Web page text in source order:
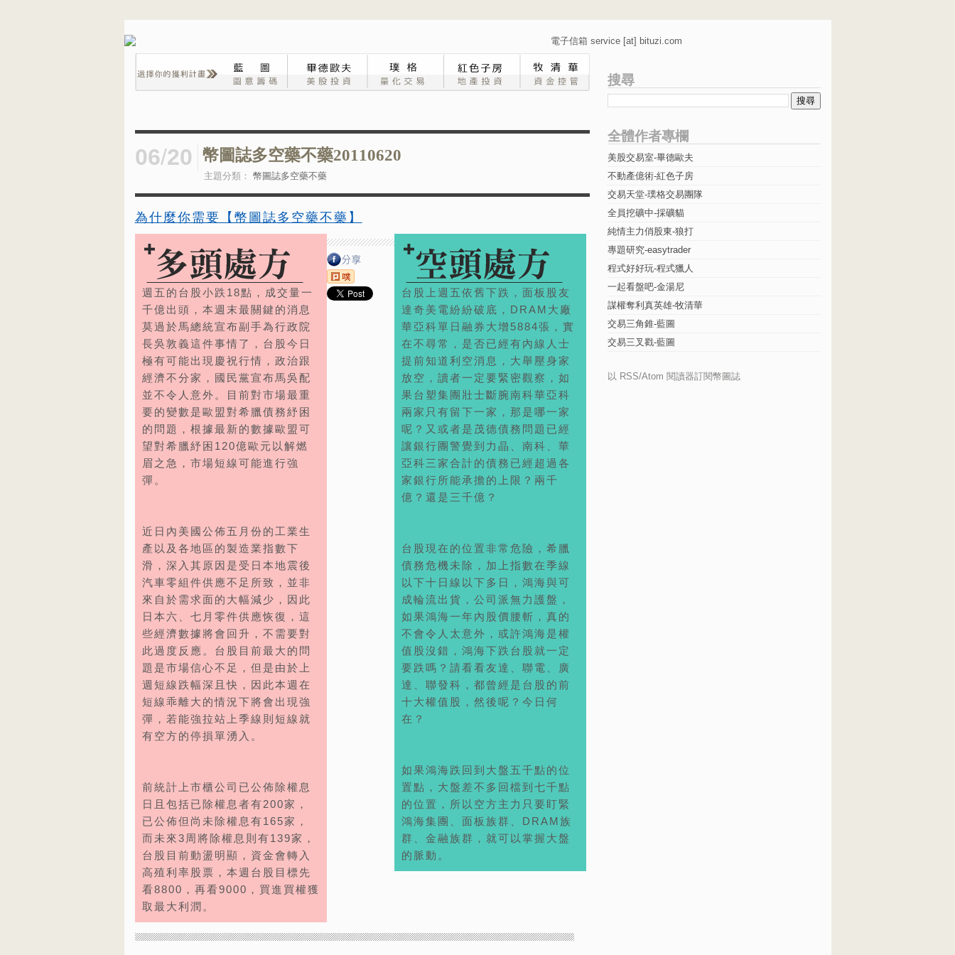
電子信箱 service [at] bituzi.com
06/20 幣圖誌多空藥不藥20110620
主題分類： 幣圖誌多空藥不藥
為什麼你需要【幣圖誌多空藥不藥】
週五的台股小跌18點，成交量一
千億出頭，本週末最關鍵的消息
莫過於馬總統宣布副手為行政院
長吳敦義這件事情了，台股今日
極有可能出現慶祝行情，政治跟
經濟不分家，國民黨宣布馬吳配
並不令人意外。目前對市場最重
要的變數是歐盟對希臘債務紓困
的問題，根據最新的數據歐盟可
望對希臘紓困120億歐元以解燃
眉之急，市場短線可能進行強
彈。
近日內美國公佈五月份的工業生
產以及各地區的製造業指數下
滑，深入其原因是受日本地震後
汽車零組件供應不足所致，並非
來自於需求面的大幅減少，因此
日本六、七月零件供應恢復，這
些經濟數據將會回升，不需要對
此過度反應。台股目前最大的問
題是市場信心不足，但是由於上
週短線跌幅深且快，因此本週在
短線乖離大的情況下將會出現強
彈，若能強拉站上季線則短線就
有空方的停損單湧入。
前統計上市櫃公司已公佈除權息
日且包括已除權息者有200家，
已公佈但尚未除權息有165家，
而未來3周將除權息則有139家，
台股目前動盪明顯，資金會轉入
高殖利率股票，本週台股目標先
看8800，再看9000，買進買權獲
取最大利潤。
台股上週五依舊下跌，面板股友
達奇美電紛紛破底，DRAM大廠
華亞科單日融券大增5884張，實
在不尋常，是否已經有內線人士
提前知道利空消息，大舉壓身家
放空，讀者一定要緊密觀察，如
果台塑集團壯士斷腕南科華亞科
兩家只有留下一家，那是哪一家
呢？又或者是茂德債務問題已經
讓銀行團警覺到力晶、南科、華
亞科三家合計的債務已經超過各
家銀行所能承擔的上限？兩千
億？還是三千億？
台股現在的位置非常危險，希臘
債務危機未除，加上指數在季線
以下十日線以下多日，鴻海與可
成輪流出貨，公司派無力護盤，
如果鴻海一年內股價腰斬，真的
不會令人太意外，或許鴻海是權
值股沒錯，鴻海下跌台股就一定
要跌嗎？請看看友達、聯電、廣
達、聯發科，都曾經是台股的前
十大權值股，然後呢？今日何
在？
如果鴻海跌回到大盤五千點的位
置點，大盤差不多回檔到七千點
的位置，所以空方主力只要盯緊
鴻海集團、面板族群、DRAM族
群、金融族群，就可以掌握大盤
的脈動。
搜尋
全體作者專欄
美股交易室-畢德歐夫
不動產億術-紅色子房
交易天堂-璞格交易團隊
全員挖礦中-採礦貓
純情主力俏股東-狼打
專題研究-easytrader
程式好好玩-程式獵人
一起看盤吧-金湯尼
謀權奪利真英雄-牧清華
交易三角錐-藍圖
交易三叉戳-藍圖
以 RSS/Atom 閱讀器訂閱幣圖誌